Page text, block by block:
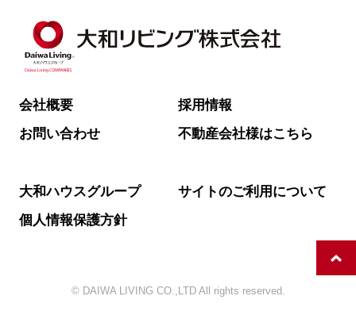
会社概要
採用情報
お問い合わせ
不動産会社様はこちら
大和ハウスグループ
サイトのご利用について
個人情報保護方針
© DAIWA LIVING CO.,LTD All rights reserved.